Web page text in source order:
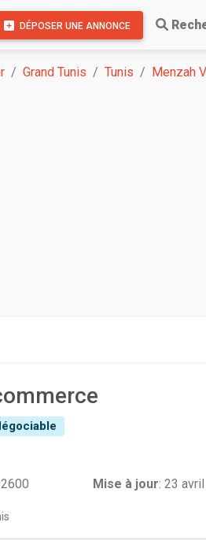
DÉPOSER UNE ANNONCE
Grand Tunis Tunis Menzah V
Mise à jour:23